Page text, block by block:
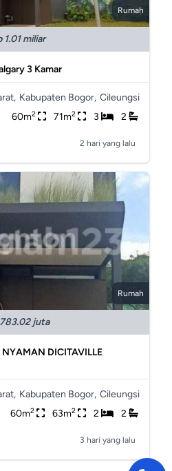
Rumah
1.01 miliar
3 Kamar
Kabupaten Bogor, Cileungsi
60m2 71m2 3 2
2 hari yang lalu
Rumah
juta
DICITAVILLE
Kabupaten Bogor, Cileungsi
60m2 63m2 2 2
3 hari yang lalu